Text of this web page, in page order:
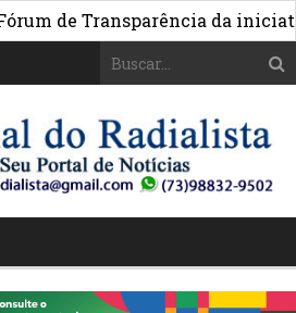
de Transparência da iniciativa